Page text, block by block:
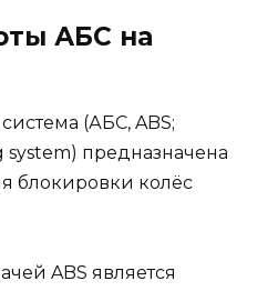
АБС на
(АБС, ABS;
system) предназначена
блокировки колёс
ABS является